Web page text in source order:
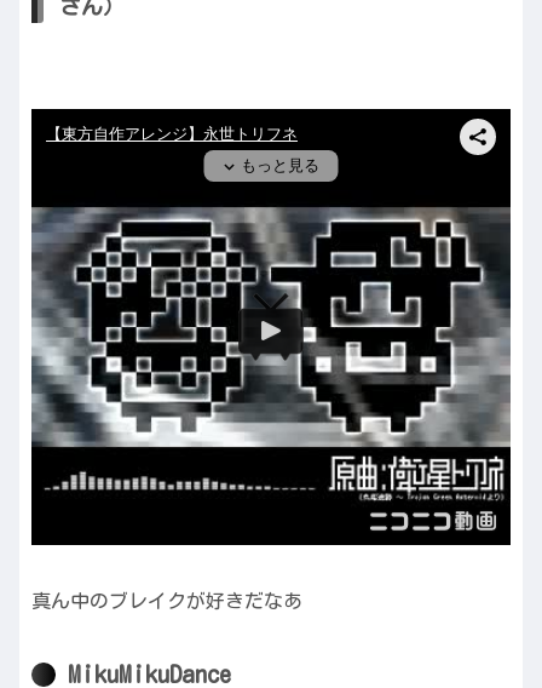
さん）
真ん中のブレイクが好きだなあ
MikuMikuDance